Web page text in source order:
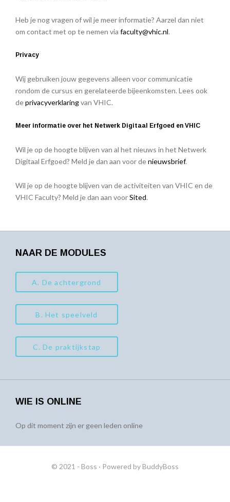
Heb je nog vragen of wil je meer informatie? Aarzel dan niet
om contact met op te nemen via faculty@vhic.nl.
Privacy
Wij gebruiken jouw gegevens alleen voor communicatie
rondom de cursus en gerelateerde bijeenkomsten. Lees ook
deprivacyverklaringvan VHIC.
Meer informatie over het Netwerk Digitaal Erfgoed en VHIC
Wil je op de hoogte blijven van al het nieuws in het Netwerk
Digitaal Erfgoed? Meld je dan aan voor denieuwsbrief.
Wil je op de hoogte blijven van de activiteiten van VHIC en de
VHIC Faculty? Meld je dan aan voorSited.
NAAR DE MODULES
A. De achtergrond
B. Het speelveld
C. De praktijkstap
WIE IS ONLINE
Op dit moment zijn er geen leden online
© 2021 - Boss · Powered byBuddyBoss